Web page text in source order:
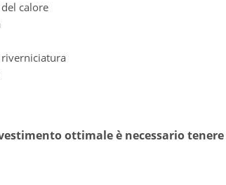
calore
ottimale è necessario